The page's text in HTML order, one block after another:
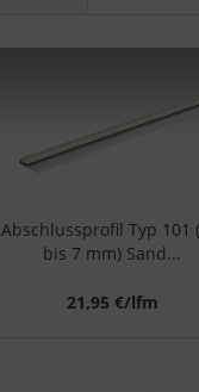
Abschlussprofil Typ 101
bis 7 mm) Sand...
21,95 €/lfm